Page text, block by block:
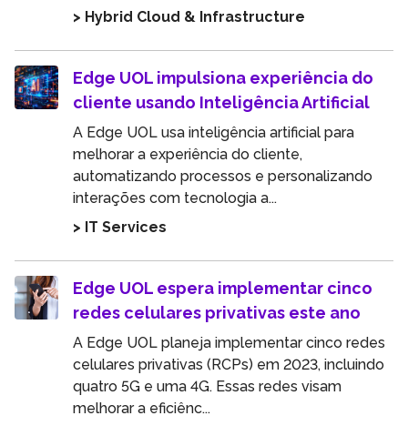
> Hybrid Cloud & Infrastructure
Edge UOL impulsiona experiência do
cliente usando Inteligência Artificial
A Edge UOL usa inteligência artificial para
melhorar a experiência do cliente,
automatizando processos e personalizando
interações com tecnologia a...
> IT Services
Edge UOL espera implementar cinco
redes celulares privativas este ano
A Edge UOL planeja implementar cinco redes
celulares privativas (RCPs) em 2023, incluindo
quatro 5G e uma 4G. Essas redes visam
melhorar a eficiênc...